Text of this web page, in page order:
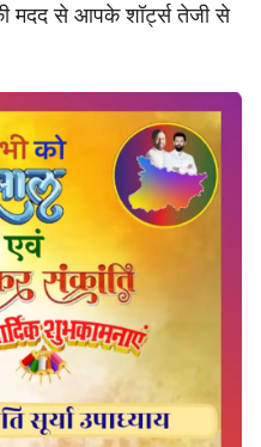
मदद से आपके शॉर्ट्स तेजी से